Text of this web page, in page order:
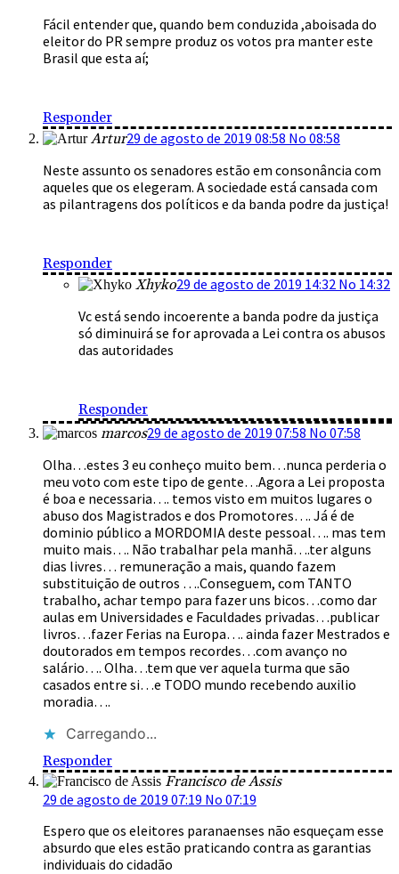
Fácil entender que, quando bem conduzida ,aboisada do
eleitor do PR sempre produz os votos pra manter este
Brasil que esta aí;
Responder
Artur29 de agosto de 2019 08:58 No 08:58
Neste assunto os senadores estão em consonância com
aqueles que os elegeram. A sociedade está cansada com
as pilantragens dos políticos e da banda podre da justiça!
Responder
Xhyko29 de agosto de 2019 14:32 No 14:32
Vc está sendo incoerente a banda podre da justiça
só diminuirá se for aprovada a Lei contra os abusos
das autoridades
Responder
marcos29 de agosto de 2019 07:58 No 07:58
Olha…estes 3 eu conheço muito bem…nunca perderia o
meu voto com este tipo de gente…Agora a Lei proposta
é boa e necessaria…. temos visto em muitos lugares o
abuso dos Magistrados e dos Promotores…. Já é de
dominio público a MORDOMIA deste pessoal…. mas tem
muito mais…. Não trabalhar pela manhã….ter alguns
dias livres… remuneração a mais, quando fazem
substituição de outros ….Conseguem, com TANTO
trabalho, achar tempo para fazer uns bicos…como dar
aulas em Universidades e Faculdades privadas…publicar
livros…fazer Ferias na Europa…. ainda fazer Mestrados e
doutorados em tempos recordes…com avanço no
salário…. Olha…tem que ver aquela turma que são
casados entre si…e TODO mundo recebendo auxilio
moradia….
Carregando...
Responder
Francisco de Assis
29 de agosto de 2019 07:19 No 07:19
Espero que os eleitores paranaenses não esqueçam esse
absurdo que eles estão praticando contra as garantias
individuais do cidadão